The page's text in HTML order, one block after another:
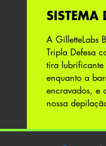
SISTEMA
A GilletteLabs
Tripla Defesa
tira
enquanto a
encravados, e
nossa